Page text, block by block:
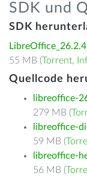
SDK und
SDK
55 MB (Torrent,
Quellcode
libreoffice-
279 MB (
libreoffice-
59 MB (
libreoffice-
56 MB (